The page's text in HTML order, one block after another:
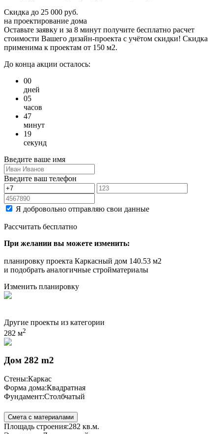
Скидка до 25 000 руб.
на проектирование дома
Оставьте заявку и за 8 минут получите бесплатно расчет
стоимости Вашего дизайн-проекта с учётом скидки! Скидка
применима к проектам от 150 м2.
До конца акции осталось:
00
дней
05
часов
47
минут
19
секунд
Введите ваше имя
Введите ваш телефон
Я добровольно отправляю свои данные
Рассчитать бесплатно
При желании вы можете изменить:
планировку проекта Каркасный дом 140.53 м2
и подобрать аналогичные стройматериалы
Изменить планировку
Другие проекты из категории
282 м2
Дом 282 m2
Стены:Каркас
Форма дома:Квадратная
Фундамент:Столбчатый
Смета с материалами
Площадь строения:282 кв.м.